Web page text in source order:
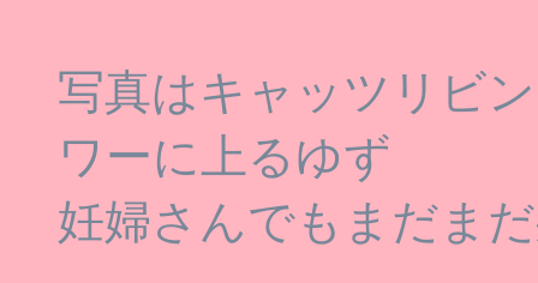
写真はキャッツリビ
ワーに上るゆず
妊婦さんでもまだま